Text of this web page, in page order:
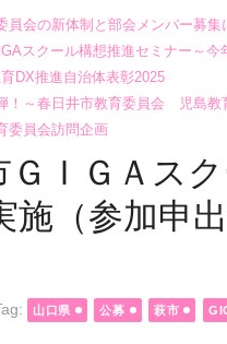
員会の新体制と部会メンバー募集
スクール構想推進セミナー～
DX推進自治体表彰2025
！～春日井市教育委員会 児島教
委員会訪問企画
ＩＧＡス
（参加申
山口県 公募 萩市